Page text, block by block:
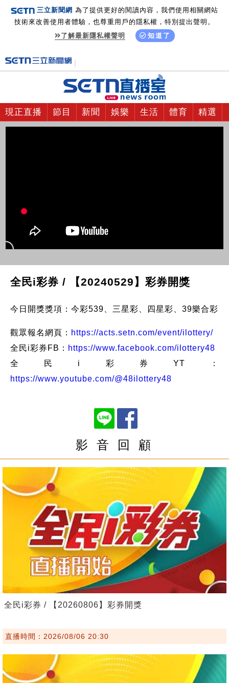
三立新聞網 為了提供更好的閱讀內容，我們使用相關網站
技術來改善使用者體驗，也尊重用戶的隱私權，特別提出聲明。
了解最新隱私權聲明
知道了
現正直播 節目 新聞 娛樂 生活 體育 精選
全民i彩券 / 【20240529】彩券開獎
今日開獎獎項：今彩539、三星彩、四星彩、39樂合彩
觀眾報名網頁： https://acts.setn.com/event/ilottery/
全民i彩券FB： https://www.facebook.com/ilottery48
全民i彩券YT：
https://www.youtube.com/@48ilottery48
影 音 回 顧
全民i彩券 / 【20260806】彩券開獎
直播時間：2026/08/06 20:30